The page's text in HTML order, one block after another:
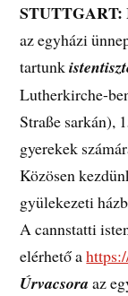
STUTTGART:
az egyházi
tartunk
Lutherkirche-
Straße sarkán),
gyerekek
Közösen
gyülekezeti
A cannstatti
elérhető a
Úrvacsora az